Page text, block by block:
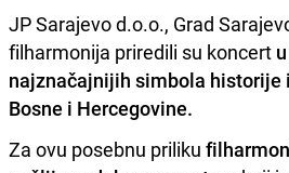
JP Sarajevo d.o.o., Grad
filharmonija priredili su koncert
najznačajnijih simbola historije
Bosne i Hercegovine.
Za ovu posebnu priliku